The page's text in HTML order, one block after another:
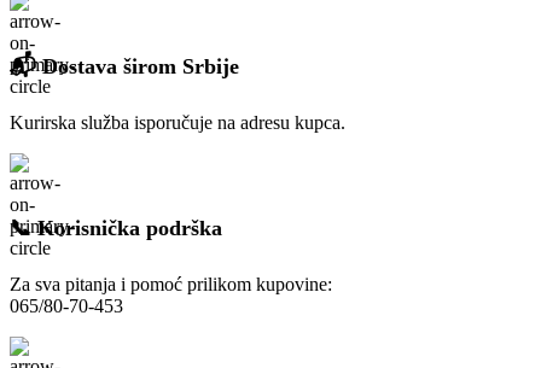
📬 Dostava širom Srbije
Kurirska služba isporučuje na adresu kupca.
📞 Korisnička podrška
Za sva pitanja i pomoć prilikom kupovine:
065/80-70-453